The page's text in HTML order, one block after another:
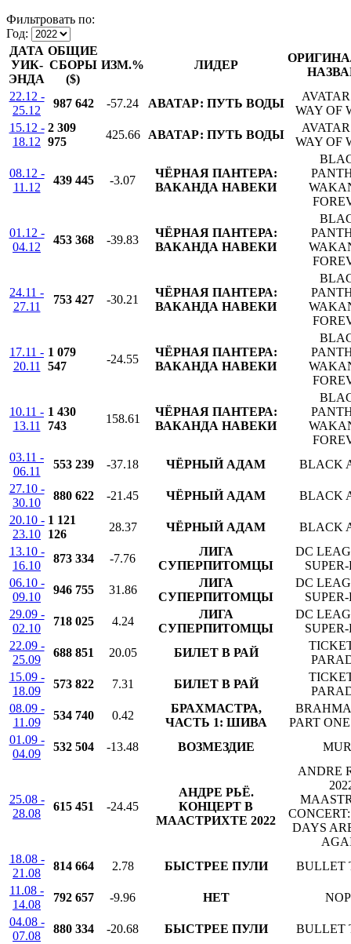
Фильтровать по:
Год:
ДАТА
УИК-
ЭНДА
ОБЩИЕ
СБОРЫ
($)
ИЗМ.% ЛИДЕР
22.12 -
25.12
987 642 -57.24 АВАТАР: ПУТЬ ВОДЫ
WAY OF
15.12 -
18.12
2 309
975
425.66 АВАТАР: ПУТЬ ВОДЫ
WAY OF
08.12 -
11.12
439 445 -3.07
ЧЁРНАЯ ПАНТЕРА:
ВАКАНДА НАВЕКИ
01.12 -
04.12
453 368 -39.83
ЧЁРНАЯ ПАНТЕРА:
ВАКАНДА НАВЕКИ
24.11 -
27.11
753 427 -30.21
ЧЁРНАЯ ПАНТЕРА:
ВАКАНДА НАВЕКИ
17.11 -
20.11
1 079
547
-24.55
ЧЁРНАЯ ПАНТЕРА:
ВАКАНДА НАВЕКИ
10.11 -
13.11
1 430
743
158.61
ЧЁРНАЯ ПАНТЕРА:
ВАКАНДА НАВЕКИ
03.11 -
06.11
553 239 -37.18 ЧЁРНЫЙ АДАМ
BLACK
27.10 -
30.10
880 622 -21.45 ЧЁРНЫЙ АДАМ
BLACK
20.10 -
23.10
1 121
126
28.37 ЧЁРНЫЙ АДАМ
BLACK
13.10 -
16.10
873 334 -7.76
ЛИГА
СУПЕРПИТОМЦЫ
DC
06.10 -
09.10
946 755 31.86
ЛИГА
СУПЕРПИТОМЦЫ
DC
29.09 -
02.10
718 025 4.24
ЛИГА
СУПЕРПИТОМЦЫ
DC
22.09 -
25.09
688 851 20.05 БИЛЕТ В РАЙ
15.09 -
18.09
573 822 7.31 БИЛЕТ В РАЙ
08.09 -
11.09
534 740 0.42
БРАХМАСТРА,
ЧАСТЬ 1: ШИВА
PART
01.09 -
04.09
532 504 -13.48 ВОЗМЕЗДИЕ
25.08 -
28.08
615 451 -24.45
АНДРЕ РЬЁ.
КОНЦЕРТ В
МААСТРИХТЕ 2022
ANDRE
DAYS
18.08 -
21.08
814 664 2.78 БЫСТРЕЕ ПУЛИ
BULLET
11.08 -
14.08
792 657 -9.96 НЕТ
04.08 -
07.08
880 334 -20.68 БЫСТРЕЕ ПУЛИ
BULLET